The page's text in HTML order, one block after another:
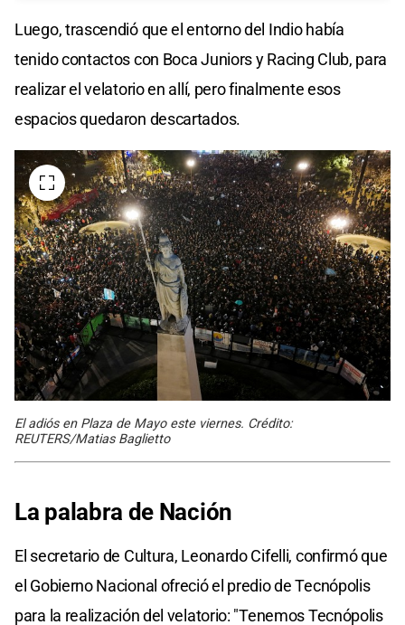
Luego, trascendió que el entorno del Indio había
tenido contactos con Boca Juniors y Racing Club, para
realizar el velatorio en allí, pero finalmente esos
espacios quedaron descartados.
El adiós en Plaza de Mayo este viernes. Crédito:
REUTERS/Matias Baglietto
La palabra de Nación
El secretario de Cultura, Leonardo Cifelli, confirmó que
el Gobierno Nacional ofreció el predio de Tecnópolis
para la realización del velatorio: "Tenemos Tecnópolis